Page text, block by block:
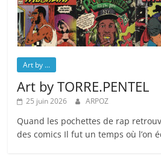
Art by ...
Art by TORRE.PENTEL
25 juin 2026 ARPOZ
Quand les pochettes de rap
des comics Il fut un temps où l’on